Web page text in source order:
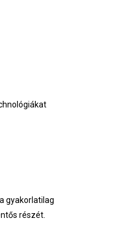
gyakorlatilag
részét.